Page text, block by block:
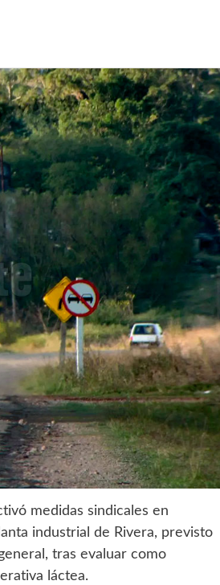
medidas sindicales en
industrial de Rivera, previsto
tras evaluar como
láctea.